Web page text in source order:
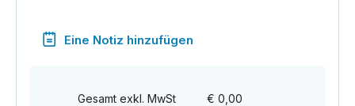
Eine Notiz hinzufügen
Gesamt exkl. MwSt € 0,00